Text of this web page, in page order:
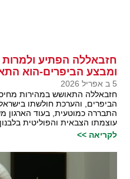
חזבאללה הפתיע
ומבצע הביפרים-הוא
5 ב אפריל 2026
חזבאללה התאושש במהירות
הביפרים, והערכת חולשתו
התבררה כמוטעית, בעוד הארגון
עוצמתו הצבאית והפוליטית
לקריאה >>